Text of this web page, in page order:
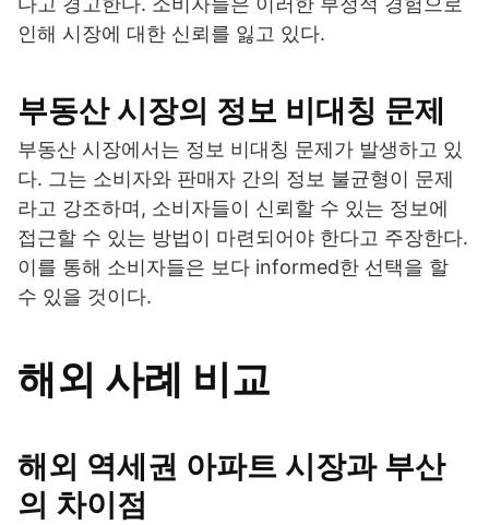
인해 시장에 대한 신뢰를 잃고 있다.
부동산 시장의 정보 비대칭 문제
부동산 시장에서는 정보 비대칭 문제가 발생하고 있
다. 그는 소비자와 판매자 간의 정보 불균형이 문제
라고 강조하며, 소비자들이 신뢰할 수 있는 정보에
접근할 수 있는 방법이 마련되어야 한다고 주장한다.
이를 통해 소비자들은 보다 informed한 선택을 할
수 있을 것이다.
해외 사례 비교
해외 역세권 아파트 시장과 부산
의 차이점